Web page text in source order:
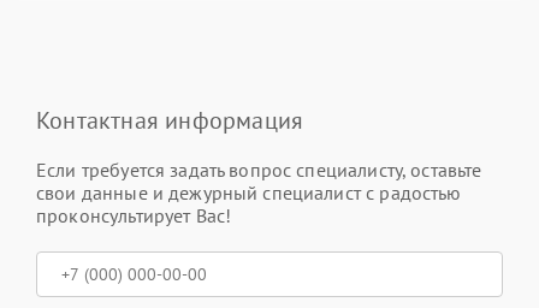
Контактная информация
Если требуется задать вопрос специалисту, оставьте
свои данные и дежурный специалист с радостью
проконсультирует Вас!